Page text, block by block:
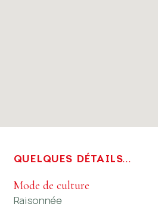
QUELQUES DÉTAILS...
Mode de culture
Raisonnée